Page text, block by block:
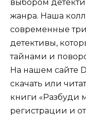
выбором
жанра. Наша
современные
детективы,
тайнами и
На нашем сайте
скачать или
книги «Разбуди
регистрации и